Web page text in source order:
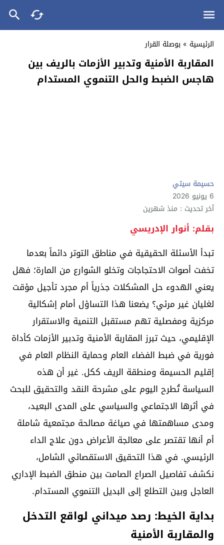
الرئيسية » بوصلة القرار
المقاربة الأمنية وتدبير الأزمات بالريف بين
هاجس الضبط والحل التنموي المستدام
حسيمة سيتي
6 يونيو 2026
آخر تحديث : منذ شهرين
بقلم: أنوار الإدريسي
تبدأ الأسئلة الحقيقية في مناطق التوتر دائماً بعدما
تخفت أصوات الاحتجاجات وتخلو الشوارع من المارة؛ فهل
يعني الهدوء حل المشكلات جذرياً أم مجرد تأجيل مؤقت
لغليان غير مرئي؟ يضعنا هذا التساؤل أمام إشكالية
مركزية ومفصلية تهم مستقبل التنمية والاستقرار
الإقليمي، حيث تبرز المقاربة الأمنية وتدبير الأزمات كأداة
فورية في ضبط الفضاء العام وحماية النظام العام في
إقليم الحسيمة ومنطقة الريف ككل. غير أن هذه
السياسة تُطرح اليوم على مشرحة النقد والتحقيق للبحث
في أثرها الاجتماعي والسياسي على المدى البعيد،
ومدى مساهمتها في صياغة مصالحة مجتمعية شاملة
أم أنها تقتصر على معالجة الأعراض دون علاج الداء
الرئيسي. في هذا التحقيق الاستقصائي الشامل،
نكشف تفاصيل الصراع الصامت بين منطق الضبط الإداري
العاجل وبين التطلع إلى البديل التنموي المستدام.
بداية الخيط: رصد ميداني لواقع التدخل
والمقاربة الأمنية